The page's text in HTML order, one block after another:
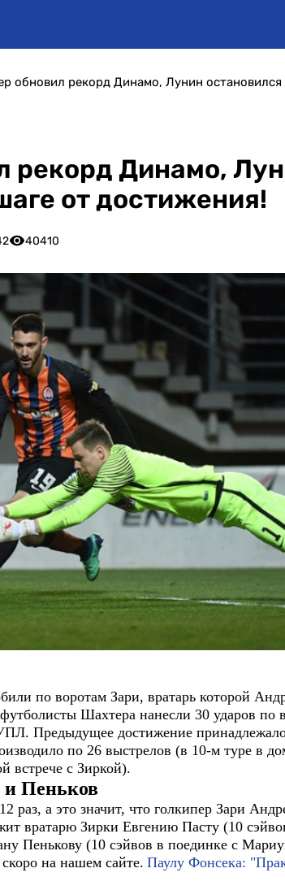
обновил рекорд Динамо, Лунин остановился
рекорд Динамо,
от достижения!
40410
по воротам Зари, вратарь которой
футболисты Шахтера нанесли 30 ударов
Предыдущее достижение
по 26 выстрелов (в 10-м туре в
встрече с Зиркой).
Пеньков
раз, а это значит, что голкипер Зари
вратарю Зирки Евгению Пасту (10
Пенькову (10 сэйвов в поединке с
на нашем сайте. Паулу Фонсека: